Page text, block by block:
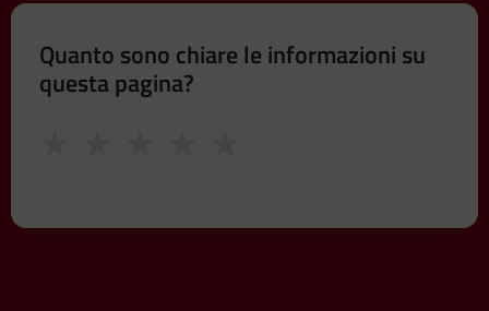
Quanto sono chiare le informazioni su
questa pagina?